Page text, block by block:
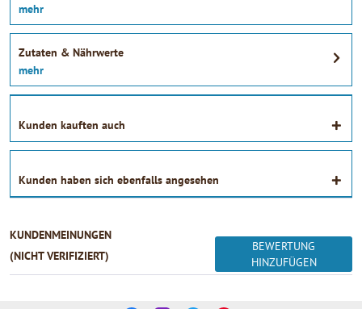
mehr
Zutaten & Nährwerte
mehr
Kunden kauften auch
Kunden haben sich ebenfalls angesehen
KUNDENMEINUNGEN
(NICHT VERIFIZIERT)
BEWERTUNG
HINZUFÜGEN